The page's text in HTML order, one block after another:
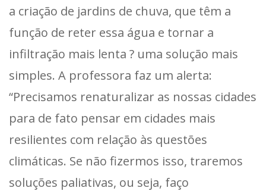
a criação de jardins de chuva, que têm a
função de reter essa água e tornar a
infiltração mais lenta ? uma solução mais
simples. A professora faz um alerta:
“Precisamos renaturalizar as nossas cidades
para de fato pensar em cidades mais
resilientes com relação às questões
climáticas. Se não fizermos isso, traremos
soluções paliativas, ou seja, faço